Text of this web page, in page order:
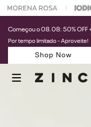
na sua 1° compra
Começou o 08.08: 50% OFF
Por tempo limitado - Aproveite!
Shop Now